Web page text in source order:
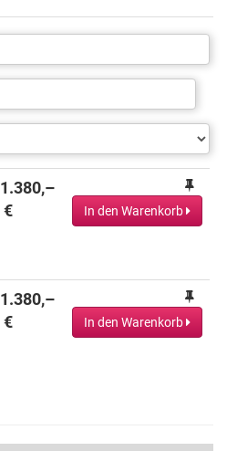
Preis
1.380,–
€
In den Warenkorb
1.380,–
€
In den Warenkorb